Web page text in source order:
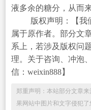
液多余的糖分，从而
版权声明：【我
属于原作者。部分文
系上，若涉及版权问
理。关于咨询、冲泡
信：weixin888】
郑重声明：本站部分文章
果网站中图片和文字侵犯了